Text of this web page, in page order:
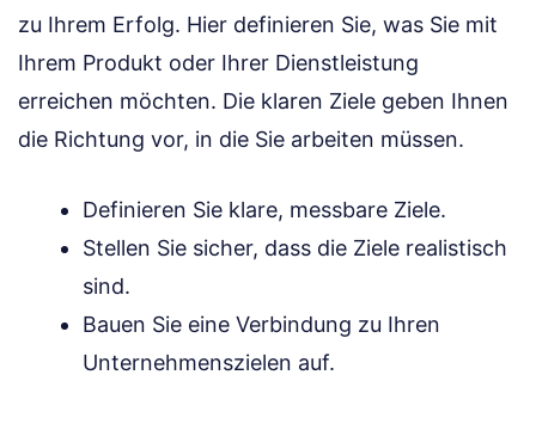
zu Ihrem Erfolg. Hier definieren Sie, was Sie mit
Ihrem Produkt oder Ihrer Dienstleistung
erreichen möchten. Die klaren Ziele geben Ihnen
die Richtung vor, in die Sie arbeiten müssen.
Definieren Sie klare, messbare Ziele.
Stellen Sie sicher, dass die Ziele realistisch
sind.
Bauen Sie eine Verbindung zu Ihren
Unternehmenszielen auf.